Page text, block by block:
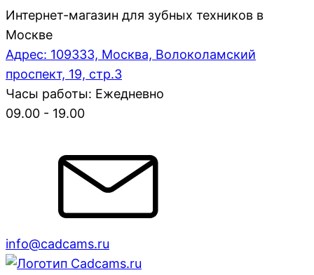
Интернет-магазин для зубных техников в
Москве
Адрес: 109333, Москва, Волоколамский
проспект, 19, стр.3
Часы работы: Ежедневно
09.00 - 19.00
info@cadcams.ru